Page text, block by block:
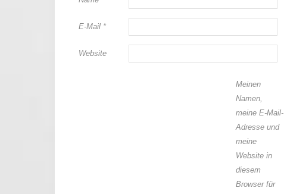
E-Mail *
Website
Meinen
Namen,
meine E-Mail-
Adresse und
meine
Website in
diesem
Browser für